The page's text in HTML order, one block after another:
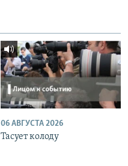
06 АВГУСТА 2026
Тасует колоду